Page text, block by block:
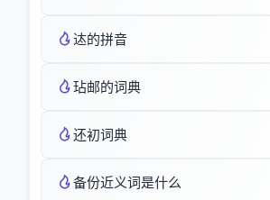
迏的拼音
玷邮的词典
还初词典
备份近义词是什么